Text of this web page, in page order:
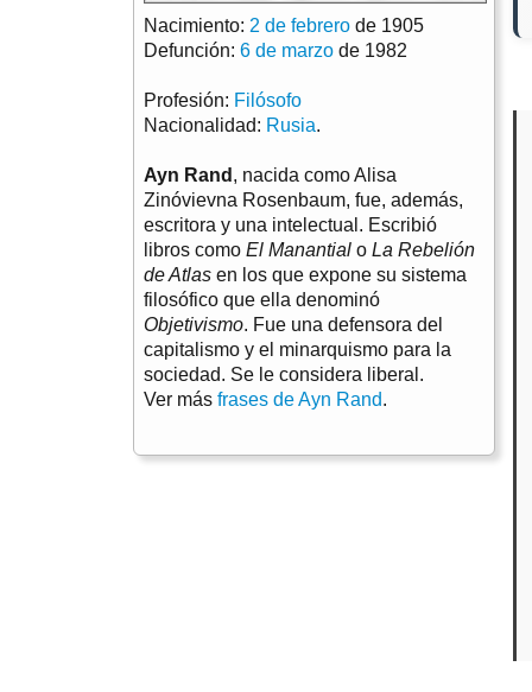
Nacimiento: 2 de febrero de 1905
Defunción: 6 de marzo de 1982
Profesión: Filósofo
Nacionalidad: Rusia.
Ayn Rand , nacida como Alisa
Zinóvievna Rosenbaum, fue, además,
escritora y una intelectual. Escribió
libros como El Manantial o La Rebelión
de Atlas en los que expone su sistema
filosófico que ella denominó
Objetivismo. Fue una defensora del
capitalismo y el minarquismo para la
sociedad. Se le considera liberal.
Ver más frases de Ayn Rand.